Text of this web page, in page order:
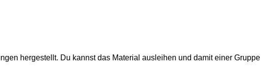
hergestellt. Du kannst das Material ausleihen und damit einer Gruppe